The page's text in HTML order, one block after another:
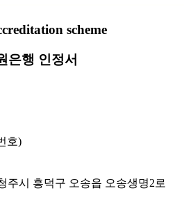
scheme
은행 인정서
호)
주시 흥덕구 오송읍 오송생명2로